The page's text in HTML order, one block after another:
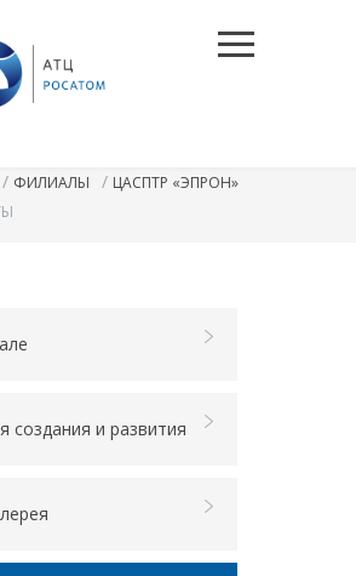
/ ФИЛИАЛЫ / ЦАСПТР «ЭПРОН»
создания и развития